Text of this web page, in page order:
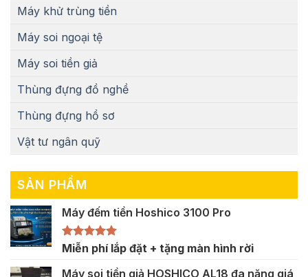
Máy khử trùng tiền
Máy soi ngoại tệ
Máy soi tiền giả
Thùng đựng đồ nghề
Thùng đựng hồ sơ
Vật tư ngân quỹ
SẢN PHẨM
Máy đếm tiền Hoshico 3100 Pro
Được xếp
5.00
5 sao
Miễn phí lắp đặt + tặng màn hình rời
Máy soi tiền giả HOSHICO AL18 đa năng giá